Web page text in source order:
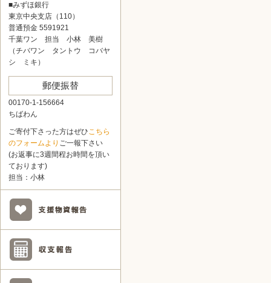
■みずほ銀行
東京中央支店（110）
普通預金 5591921
千葉ワン 担当 小林 美樹
（チバワン タントウ コバヤ
シ ミキ）
郵便振替
00170-1-156664
ちばわん
ご寄付下さった方はぜひこちら
のフォームより ご一報下さい
(お返事に3週間程お時間を頂い
ております)
担当：小林